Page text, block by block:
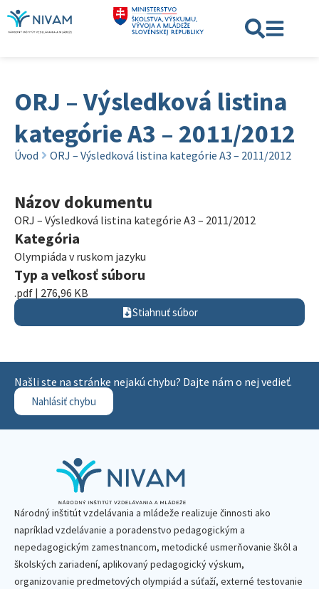
ORJ – Výsledková listina
kategórie A3 – 2011/2012
Úvod ORJ – Výsledková listina kategórie A3 – 2011/2012
Názov dokumentu
ORJ – Výsledková listina kategórie A3 – 2011/2012
Kategória
Olympiáda v ruskom jazyku
Typ a veľkosť súboru
.pdf | 276,96 KB
Stiahnuť súbor
Našli ste na stránke nejakú chybu? Dajte nám o nej vedieť.
Nahlásiť chybu
Národný inštitút vzdelávania a mládeže realizuje činnosti ako
napríklad vzdelávanie a poradenstvo pedagogickým a
nepedagogickým zamestnancom, metodické usmerňovanie škôl a
školských zariadení, aplikovaný pedagogický výskum,
organizovanie predmetových olympiád a súťaží, externé testovanie